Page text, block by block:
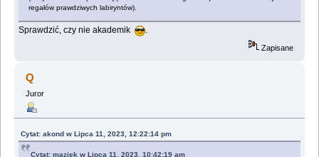
regałów prawdziwych labiryntów).
Sprawdzić, czy nie akademik .
Zapisane
Q
Juror
Cytat: akond w Lipca 11, 2023, 12:22:14 pm
Cytat: maziek w Lipca 11, 2023, 10:42:19 am